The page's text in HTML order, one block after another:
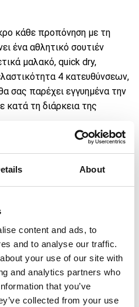
About
content and ads, to
and to analyse our traffic.
your use of our site with
and analytics partners who
that you’ve
collected from your use
€.
κάθε προπόνηση με τη
ένα αθλητικό σουτιέν
μαλακό, quick dry,
4 κατευθύνσεων,
σας παρέχει εγγυημένα την
κατά τη διάρκεια της
εμφάνιση με το
SQUATWOLF και
-20%